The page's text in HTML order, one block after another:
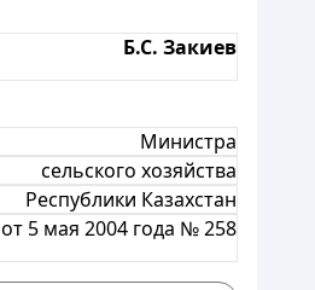
Б.С. Закиев
Министра
сельского хозяйства
Республики Казахстан
от 5 мая 2004 года № 258